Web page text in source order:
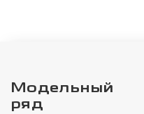
Модельный
ряд